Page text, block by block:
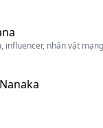
influencer, nhân vật